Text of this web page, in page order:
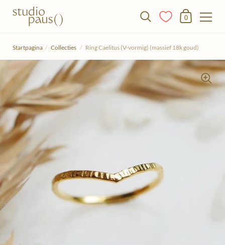
Winkelmandje
0
Startpagina / Collecties / Ring Caelitus (V-vormig) (massief 18k goud)